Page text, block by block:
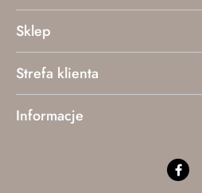
Sklep
Strefa klienta
Informacje